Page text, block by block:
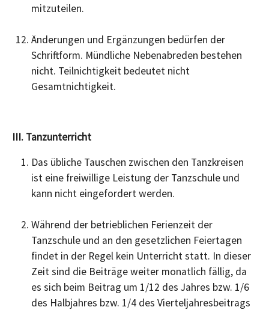
mitzuteilen.
Änderungen und Ergänzungen bedürfen der
Schriftform. Mündliche Nebenabreden bestehen
nicht. Teilnichtigkeit bedeutet nicht
Gesamtnichtigkeit.
III. Tanzunterricht
Das übliche Tauschen zwischen den Tanzkreisen
ist eine freiwillige Leistung der Tanzschule und
kann nicht eingefordert werden.
Während der betrieblichen Ferienzeit der
Tanzschule und an den gesetzlichen Feiertagen
findet in der Regel kein Unterricht statt. In dieser
Zeit sind die Beiträge weiter monatlich fällig, da
es sich beim Beitrag um 1/12 des Jahres bzw. 1/6
des Halbjahres bzw. 1/4 des Vierteljahresbeitrags